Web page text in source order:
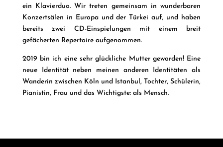
ein Klavierduo. Wir treten gemeinsam in wunderbaren
Konzertsälen in Europa und der Türkei auf, und haben
bereits zwei CD-Einspielungen mit einem breit
gefächerten Repertoire aufgenommen.
2019 bin ich eine sehr glückliche Mutter geworden! Eine
neue Identität neben meinen anderen Identitäten als
Wanderin zwischen Köln und Istanbul, Tochter, Schülerin,
Pianistin, Frau und das Wichtigste: als Mensch.